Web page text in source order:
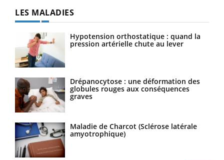
LES MALADIES
Hypotension orthostatique : quand la
pression artérielle chute au lever
Drépanocytose : une déformation des
globules rouges aux conséquences
graves
Maladie de Charcot (Sclérose latérale
amyotrophique)